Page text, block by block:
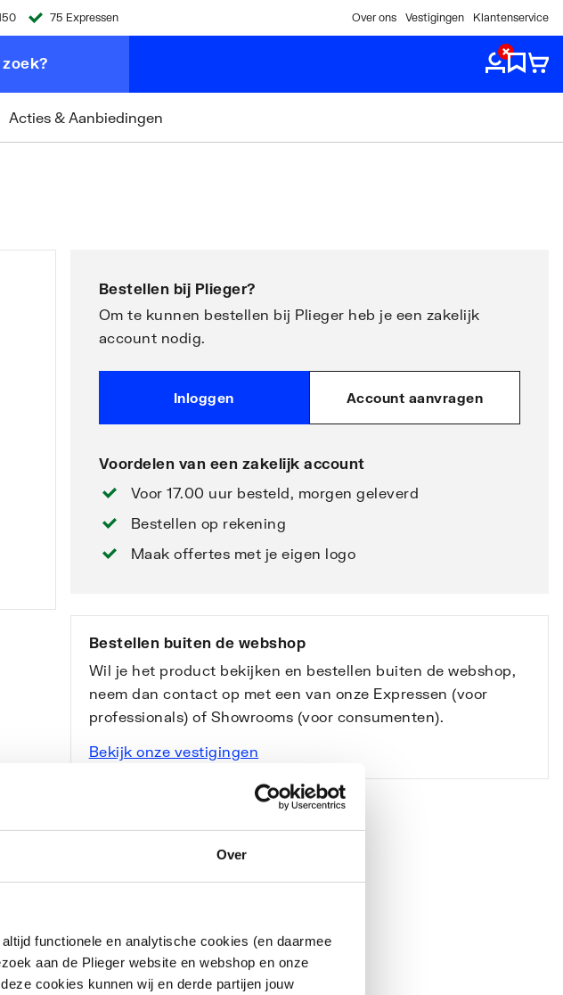
Over
functionele en analytische cookies (en daarmee
aan de Plieger website en webshop en onze
cookies kunnen wij en derde partijen jouw
75 Expressen Over ons Vestigingen Klantenservice
Acties & Aanbiedingen
Bestellen bij Plieger?
Om te kunnen bestellen bij Plieger heb je een zakelijk
account nodig.
Inloggen Account aanvragen
Voordelen van een zakelijk account
Voor 17.00 uur besteld, morgen geleverd
Bestellen op rekening
Maak offertes met je eigen logo
Bestellen buiten de webshop
Wil je het product bekijken en bestellen buiten de webshop,
neem dan contact op met een van onze Expressen (voor
professionals) of Showrooms (voor consumenten).
Bekijk onze vestigingen